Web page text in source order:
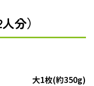
分）
大1枚(約350g)